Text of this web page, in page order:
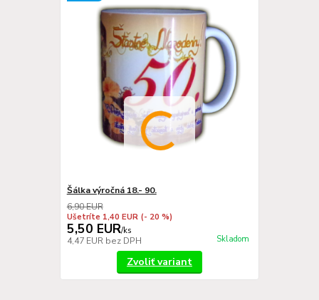
Šálka výročná 18.- 90.
6,90 EUR
Ušetríte 1,40 EUR (- 20 %)
5,50 EUR/ks
4,47 EUR bez DPH Skladom
Zvoliť variant